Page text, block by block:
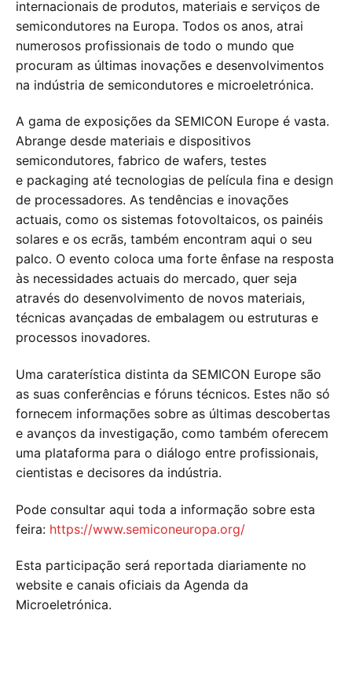
internacionais de produtos, materiais e serviços de
semicondutores na Europa. Todos os anos, atrai
numerosos profissionais de todo o mundo que
procuram as últimas inovações e desenvolvimentos
na indústria de semicondutores e microeletrónica.
A gama de exposições da SEMICON Europe é vasta.
Abrange desde materiais e dispositivos
semicondutores, fabrico de wafers, testes
e packaging até tecnologias de película fina e design
de processadores. As tendências e inovações
actuais, como os sistemas fotovoltaicos, os painéis
solares e os ecrãs, também encontram aqui o seu
palco. O evento coloca uma forte ênfase na resposta
às necessidades actuais do mercado, quer seja
através do desenvolvimento de novos materiais,
técnicas avançadas de embalagem ou estruturas e
processos inovadores.
Uma caraterística distinta da SEMICON Europe são
as suas conferências e fóruns técnicos. Estes não só
fornecem informações sobre as últimas descobertas
e avanços da investigação, como também oferecem
uma plataforma para o diálogo entre profissionais,
cientistas e decisores da indústria.
Pode consultar aqui toda a informação sobre esta
feira: https://www.semiconeuropa.org/
Esta participação será reportada diariamente no
website e canais oficiais da Agenda da
Microeletrónica.